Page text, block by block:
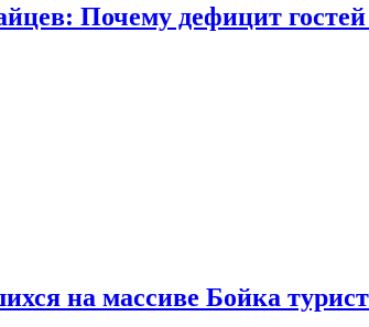
Почему дефицит
на массиве Бойка